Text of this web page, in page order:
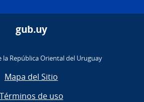
gub.uy
la República Oriental del Uruguay
Mapa del Sitio
Términos de uso